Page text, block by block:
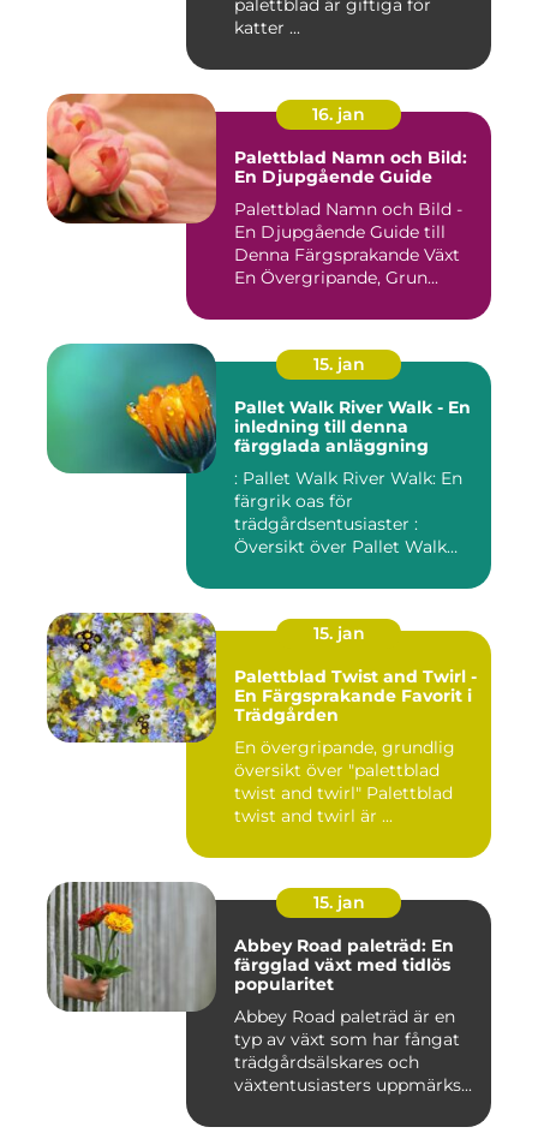
palettblad är giftiga för
katter ...
16. jan
Palettblad Namn och Bild:
En Djupgående Guide
Palettblad Namn och Bild -
En Djupgående Guide till
Denna Färgsprakande Växt
En Övergripande, Grun...
15. jan
Pallet Walk River Walk - En
inledning till denna
färgglada anläggning
: Pallet Walk River Walk: En
färgrik oas för
trädgårdsentusiaster :
Översikt över Pallet Walk
15. jan
Palettblad Twist and Twirl -
En Färgsprakande Favorit i
Trädgården
En övergripande, grundlig
översikt över "palettblad
twist and twirl" Palettblad
twist and twirl är ...
15. jan
Abbey Road paleträd: En
färgglad växt med tidlös
popularitet
Abbey Road paleträd är en
typ av växt som har fångat
trädgårdsälskares och
växtentusiasters uppmärks...